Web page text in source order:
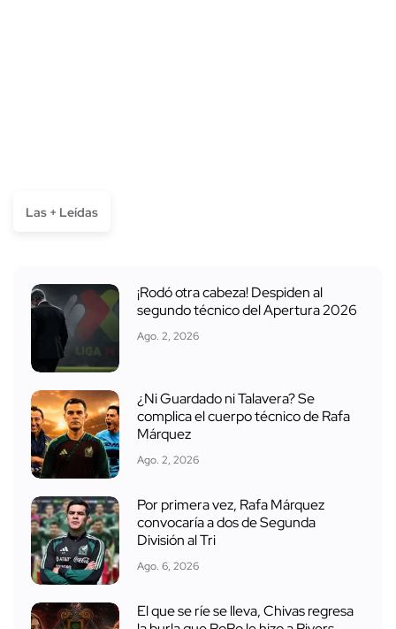
Las + Leídas
¡Rodó otra cabeza! Despiden al
segundo técnico del Apertura 2026
Ago. 2, 2026
¿Ni Guardado ni Talavera? Se
complica el cuerpo técnico de Rafa
Márquez
Ago. 2, 2026
Por primera vez, Rafa Márquez
convocaría a dos de Segunda
División al Tri
Ago. 6, 2026
El que se ríe se lleva, Chivas regresa